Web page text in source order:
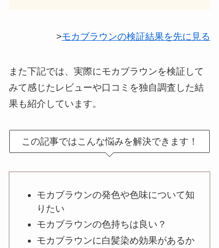
>モカブラウンの検証結果を先に見る
また下記では、実際にモカブラウンを検証して
みて感じたレビューや口コミを独自調査した結
果も紹介しています。
この記事ではこんな悩みを解決できます！
モカブラウンの発色や色味について知
りたい
モカブラウンの色持ちは良い？
モカブラウンに白髪染め効果があるか